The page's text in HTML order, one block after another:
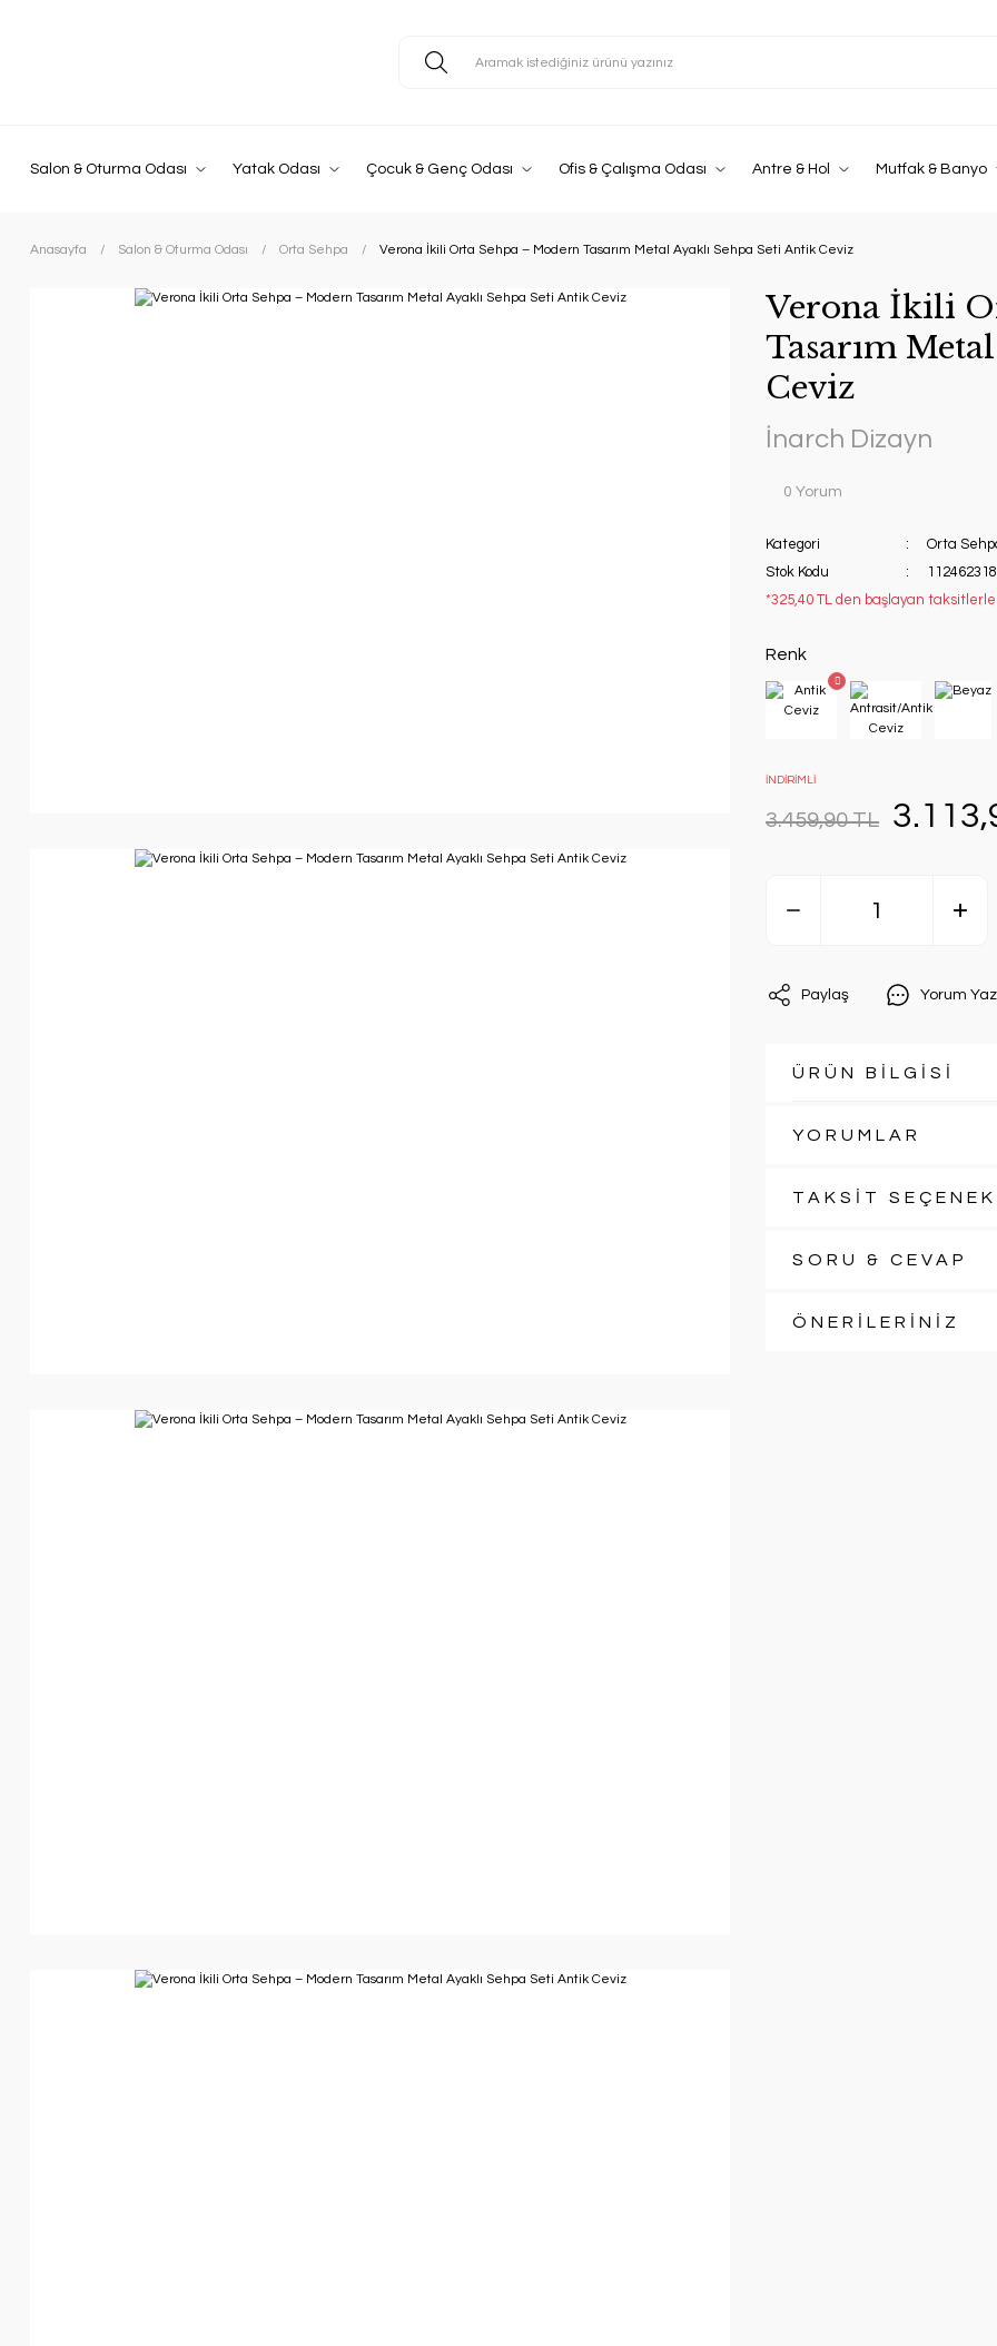
Salon & Oturma Odası Yatak Odası Çocuk & Genç Odası Ofis & Çalışma Odası Antre & Hol Mutfak & Banyo
Anasayfa Salon & Oturma Odası Orta Sehpa Verona İkili Orta Sehpa – Modern Tasarım Metal Ayaklı Sehpa Seti Antik Ceviz
Verona İkili
Tasarım
Ceviz
İnarch Dizayn
0 Yorum
Kategori
Orta
Stok Kodu
*325,40 TL den başlayan
Renk
İNDİRİMLİ
3.459,90 TL
Paylaş Yorum Yaz
ÜRÜN BİLGİSİ
YORUMLAR
TAKSİT
SORU & CEVAP
ÖNERİLERİNİZ